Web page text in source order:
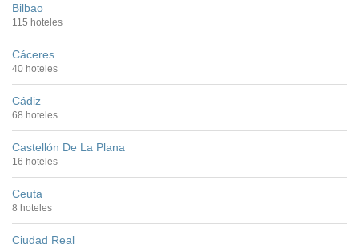
Bilbao
115 hoteles
Cáceres
40 hoteles
Cádiz
68 hoteles
Castellón De La Plana
16 hoteles
Ceuta
8 hoteles
Ciudad Real